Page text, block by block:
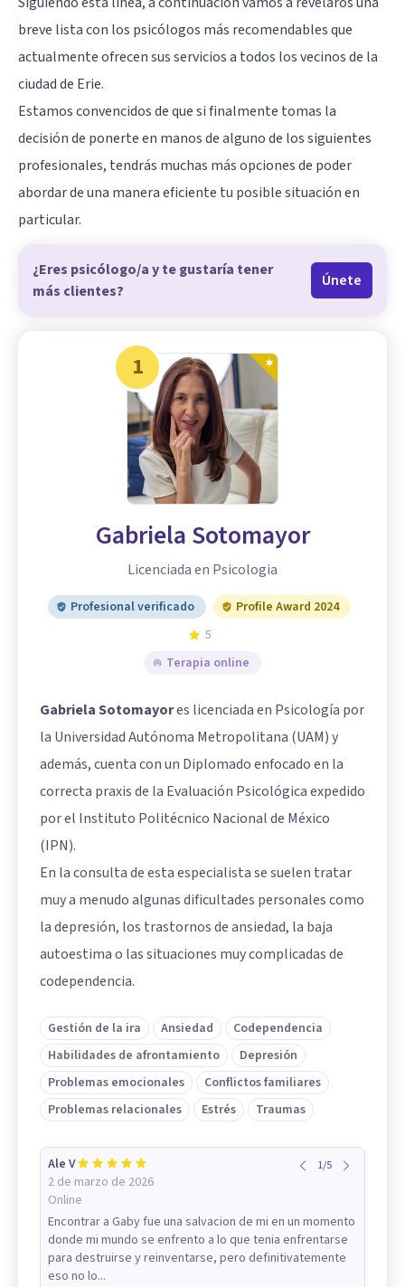
breve lista con los psicólogos más recomendables que
actualmente ofrecen sus servicios a todos los vecinos de la
ciudad de Erie.
Estamos convencidos de que si finalmente tomas la
decisión de ponerte en manos de alguno de los siguientes
profesionales, tendrás muchas más opciones de poder
abordar de una manera eficiente tu posible situación en
particular.
¿Eres psicólogo/a y te gustaría tener
más clientes?
Únete
1
Gabriela Sotomayor
Licenciada en Psicologia
Profesional verificado
Profile Award 2024
5
Terapia online
Gabriela Sotomayores licenciada en Psicología por
la Universidad Autónoma Metropolitana (UAM) y
además, cuenta con un Diplomado enfocado en la
correcta praxis de la Evaluación Psicológica expedido
por el Instituto Politécnico Nacional de México
(IPN).
En la consulta de esta especialista se suelen tratar
muy a menudo algunas dificultades personales como
la depresión, los trastornos de ansiedad, la baja
autoestima o las situaciones muy complicadas de
codependencia.
Gestión de la ira Ansiedad
Codependencia
Habilidades de afrontamiento
Depresión
Problemas emocionales
Conflictos familiares
Problemas relacionales
Estrés Traumas
Ale V
2 de marzo de 2026
Online
1/5
Encontrar a Gaby fue una salvacion de mi en un momento
donde mi mundo se enfrento a lo que tenia enfrentarse
para destruirse y reinventarse, pero definitivatemente
eso no lo...